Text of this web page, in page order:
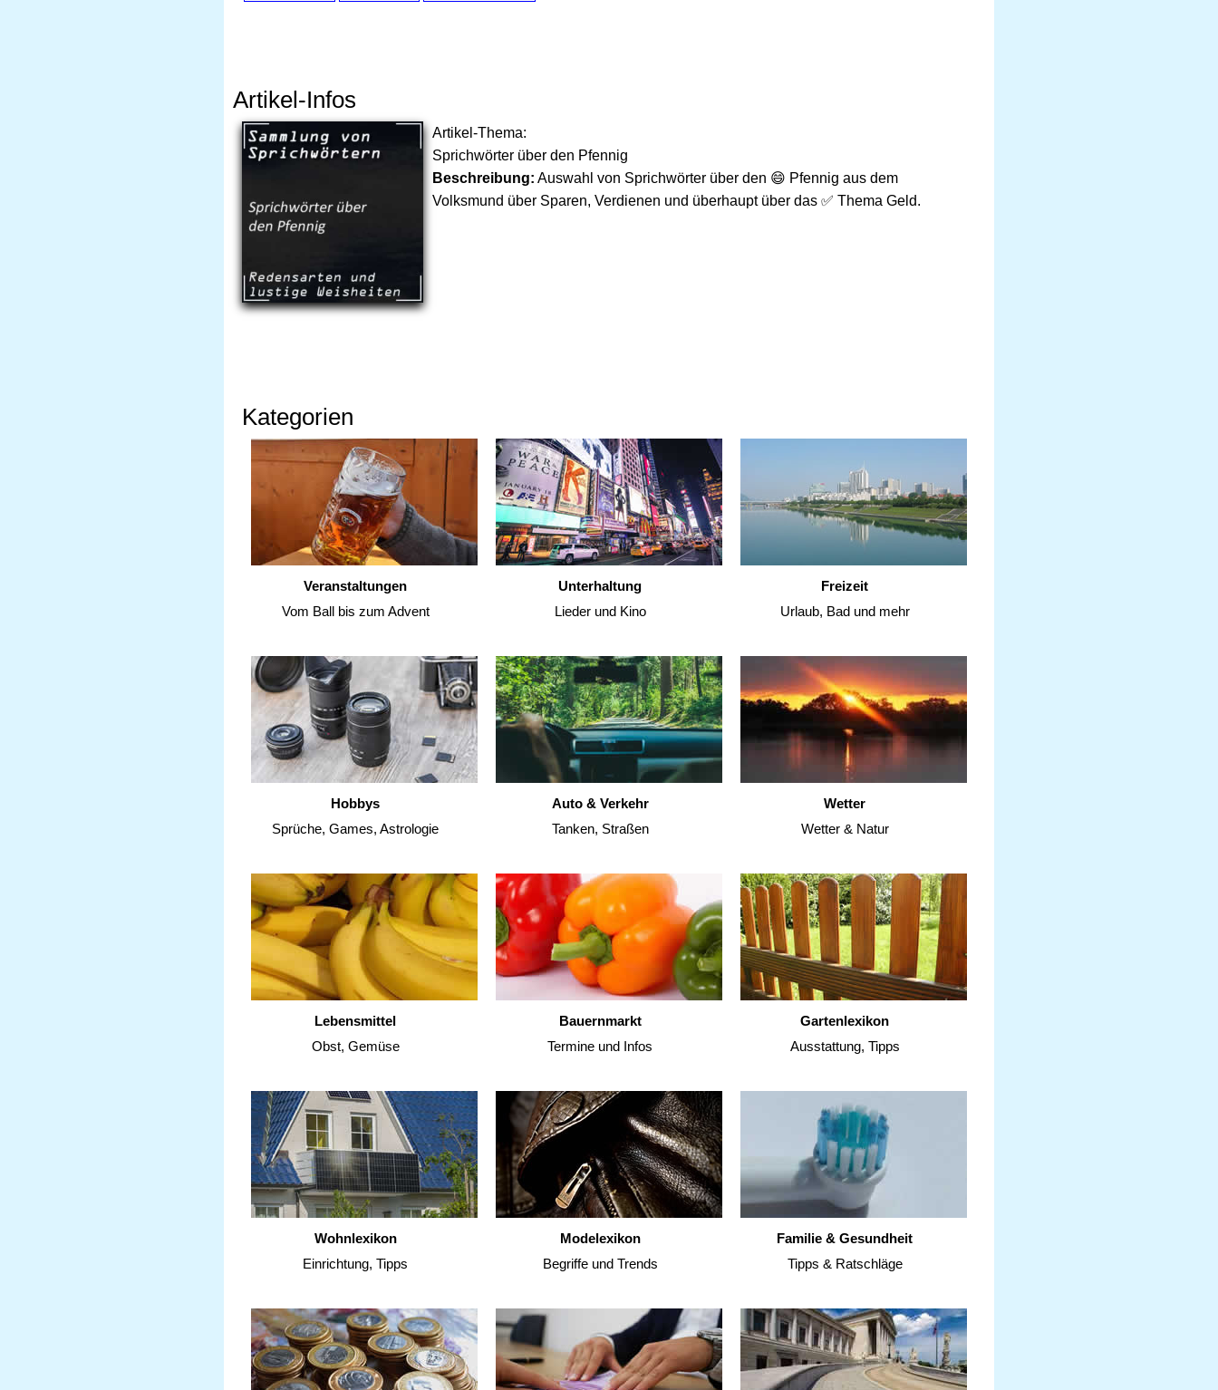
Artikel-Infos
Artikel-Thema:
Sprichwörter über den Pfennig
Beschreibung: Auswahl von Sprichwörter über den 😄 Pfennig aus dem
Volksmund über Sparen, Verdienen und überhaupt über das ✅ Thema Geld.
Kategorien
Veranstaltungen
Vom Ball bis zum Advent
Unterhaltung
Lieder und Kino
Freizeit
Urlaub, Bad und mehr
Hobbys
Sprüche, Games, Astrologie
Auto & Verkehr
Tanken, Straßen
Wetter
Wetter & Natur
Lebensmittel
Obst, Gemüse
Bauernmarkt
Termine und Infos
Gartenlexikon
Ausstattung, Tipps
Wohnlexikon
Einrichtung, Tipps
Modelexikon
Begriffe und Trends
Familie & Gesundheit
Tipps & Ratschläge